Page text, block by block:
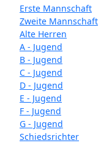
Erste Mannschaft
Zweite Mannschaft
Alte Herren
A - Jugend
B - Jugend
C - Jugend
D - Jugend
E - Jugend
F - Jugend
G - Jugend
Schiedsrichter